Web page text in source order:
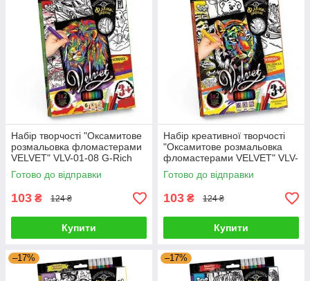
Набір творчості "Оксамитове
розмальовка фломастерами
VELVET" VLV-01-08 G-Rich
Готово до відправки
103 ₴ 124 ₴
Купити
Набір креативної творчості
"Оксамитове розмальовка
фломастерами VELVET" VLV-
01-04 G-Rich
Готово до відправки
103 ₴ 124 ₴
Купити
–17% –17%